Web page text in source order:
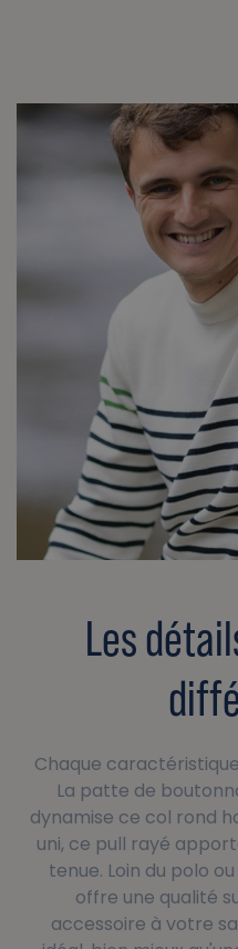
Les
Chaque
La patte de
dynamise ce col rond
uni, ce pull rayé
tenue. Loin du polo
offre une qualité
accessoire à votre